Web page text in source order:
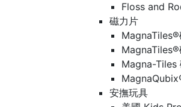
Floss and
磁力片
MagnaTiles®
MagnaTiles®
Magna-Tiles
安撫玩具